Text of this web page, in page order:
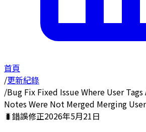
首頁
/更新紀錄
/Bug Fix Fixed Issue Where User
Notes Were Not Merged Merging
🐛錯誤修正2026年5月21日